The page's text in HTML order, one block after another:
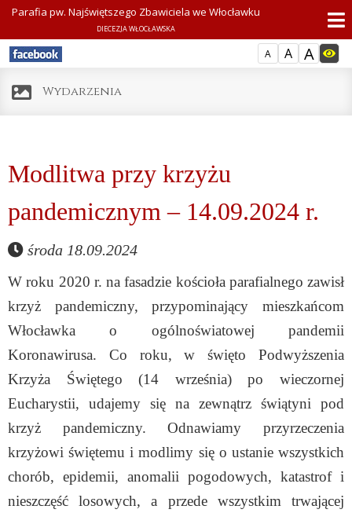
A A A
Parafia pw. Najświętszego Zbawiciela we Włocławku
DIECEZJA WŁOCŁAWSKA
Wydarzenia
Modlitwa przy krzyżu
pandemicznym – 14.09.2024 r.
środa 18.09.2024
W roku 2020 r. na fasadzie kościoła parafialnego zawisł
krzyż pandemiczny, przypominający mieszkańcom
Włocławka o ogólnoświatowej pandemii
Koronawirusa. Co roku, w święto Podwyższenia
Krzyża Świętego (14 września) po wieczornej
Eucharystii, udajemy się na zewnątrz świątyni pod
krzyż pandemiczny. Odnawiamy przyrzeczenia
krzyżowi świętemu i modlimy się o ustanie wszystkich
chorób, epidemii, anomalii pogodowych, katastrof i
nieszczęść losowych, a przede wszystkim trwającej